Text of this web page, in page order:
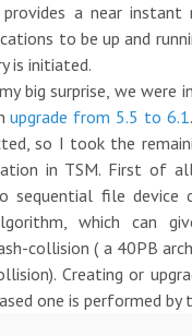
a near instant
to be up and
is initiated.
big surprise, we were
upgrade from 5.5 to 6.1
so I took the
in TSM. First of
sequential file device
which can
collision ( a 40PB
Creating or
one is performed by